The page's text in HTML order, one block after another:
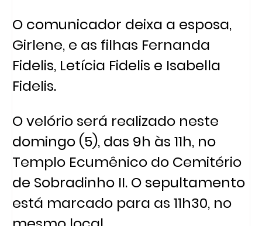
O comunicador deixa a esposa,
Girlene, e as filhas Fernanda
Fidelis, Letícia Fidelis e Isabella
Fidelis.
O velório será realizado neste
domingo (5), das 9h às 11h, no
Templo Ecumênico do Cemitério
de Sobradinho II. O sepultamento
está marcado para as 11h30, no